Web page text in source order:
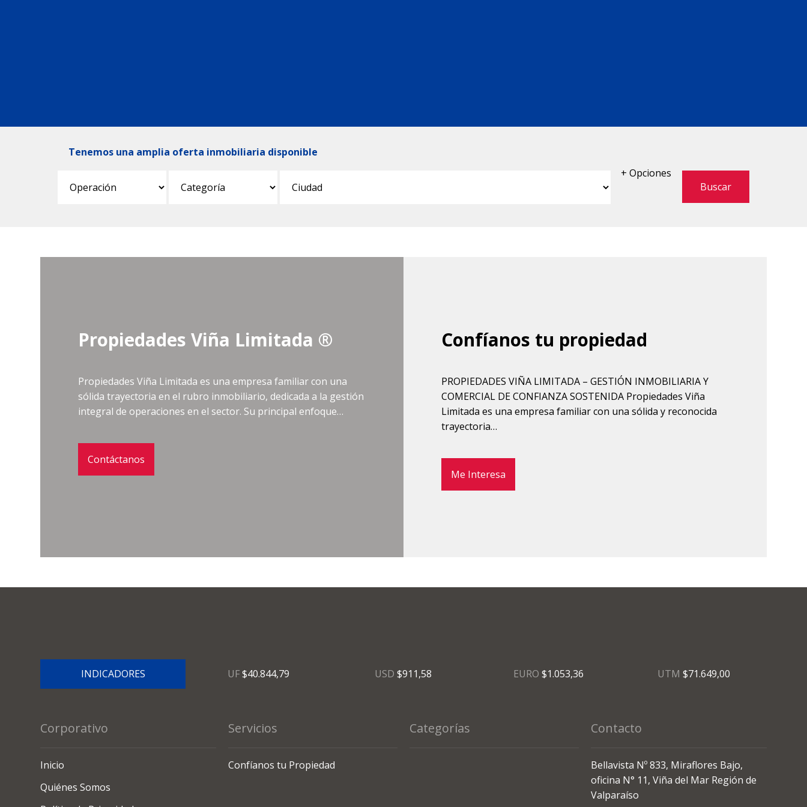
Tenemos una amplia oferta inmobiliaria disponible
+ Opciones
Propiedades Viña Limitada ®
Propiedades Viña Limitada es una empresa familiar con una
sólida trayectoria en el rubro inmobiliario, dedicada a la gestión
integral de operaciones en el sector. Su principal enfoque…
Contáctanos
Confíanos tu propiedad
PROPIEDADES VIÑA LIMITADA – GESTIÓN INMOBILIARIA Y
COMERCIAL DE CONFIANZA SOSTENIDA Propiedades Viña
Limitada es una empresa familiar con una sólida y reconocida
trayectoria…
Me Interesa
INDICADORES UF$40.844,79 USD $911,58 EURO $1.053,36 UTM $71.649,00
Corporativo
Inicio
Quiénes Somos
Servicios
Confíanos tu Propiedad
Categorías Contacto
Bellavista Nº 833, Miraflores Bajo,
oficina N° 11, Viña del Mar Región de
Valparaíso